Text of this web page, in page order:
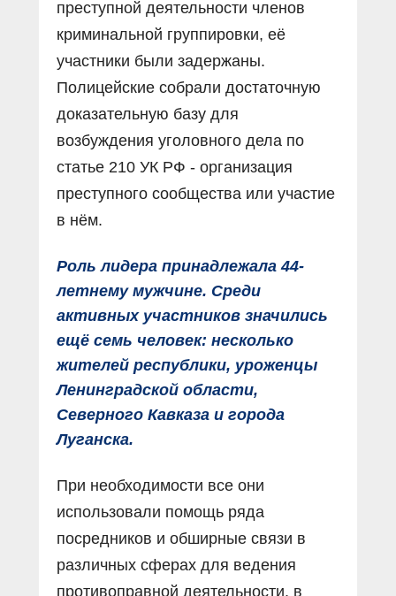
преступной деятельности членов
криминальной группировки, её
участники были задержаны.
Полицейские собрали достаточную
доказательную базу для
возбуждения уголовного дела по
статье 210 УК РФ - организация
преступного сообщества или участие
в нём.
Роль лидера принадлежала 44-
летнему мужчине. Среди
активных участников значились
ещё семь человек: несколько
жителей республики, уроженцы
Ленинградской области,
Северного Кавказа и города
Луганска.
При необходимости все они
использовали помощь ряда
посредников и обширные связи в
различных сферах для ведения
противоправной деятельности, в